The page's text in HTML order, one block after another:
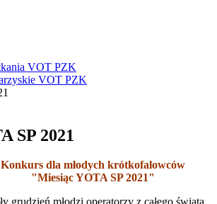
VOT PZK
VOT PZK
SP 2021
Konkurs dla młodych krótkofalowców
"Miesiąc YOTA SP 2021"